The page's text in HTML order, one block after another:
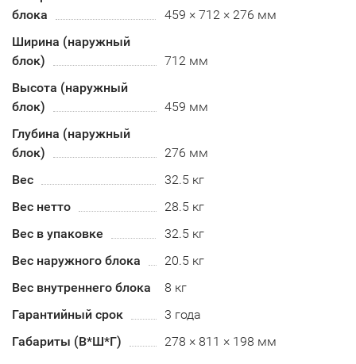
блока
459 × 712 × 276 мм
Ширина (наружный
блок)
712 мм
Высота (наружный
блок)
459 мм
Глубина (наружный
блок)
276 мм
Вес
32.5 кг
Вес нетто
28.5 кг
Вес в упаковке
32.5 кг
Вес наружного блока
20.5 кг
Вес внутреннего блока
8 кг
Гарантийный срок
3 года
Габариты (В*Ш*Г)
278 × 811 × 198 мм